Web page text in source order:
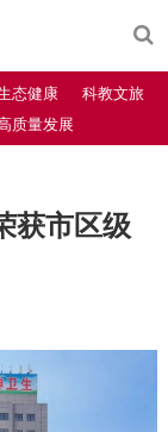
态健康
科教文旅
质量发展
获市区级